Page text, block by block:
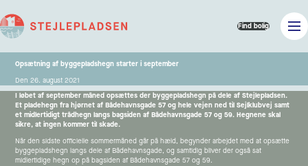
Find bolig
Opsætning af byggepladshegn starter i september
Den 26. august 2021
I løbet af september måned opsættes der byggepladshegn på dele af Stejlepladsen.
Et pladehegn fra hjørnet af Bådehavnsgade 57 og hele vejen ned til Sejlklubvej samt
et midlertidigt trådhegn langs bagsiden af Bådehavnsgade 57 og 59. Hegnene skal
sikre, at ingen kommer til skade.
Når den sidste officielle sommermåned går på hæld, begynder arbejdet med at opsætte
byggepladshegn langs dele af Bådehavnsgade, og samtidig bliver der også sat
midlertidige hegn op på bagsiden af Bådehavnsgade 57 og 59.